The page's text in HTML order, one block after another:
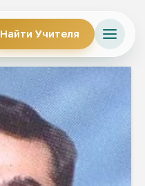
Найти Учителя